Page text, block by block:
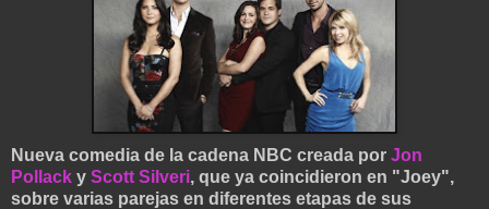
Nueva comedia de la cadena NBC creada por Jon
Pollack y Scott Silveri, que ya coincidieron en "Joey",
sobre varias parejas en diferentes etapas de sus